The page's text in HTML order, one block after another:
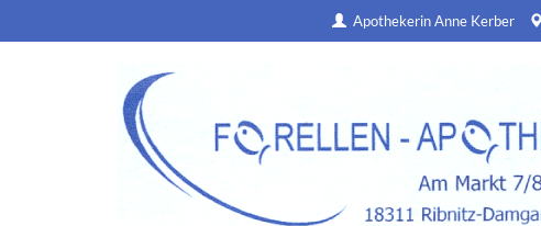
Apothekerin Anne Kerber